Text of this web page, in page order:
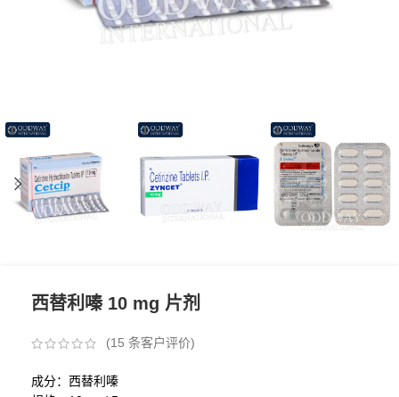
西替利嗪 10 mg 片剂
(15 条客户评价)
成分：西替利嗪